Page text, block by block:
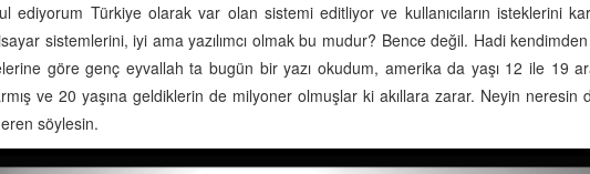
ediyorum Türkiye olarak var olan sistemi editliyor ve kullanıcıların isteklerini
sistemlerini, iyi ama yazılımcı olmak bu mudur? Bence değil. Hadi
göre genç eyvallah ta bugün bir yazı okudum, amerika da yaşı 12 ile 19
ve 20 yaşına geldiklerin de milyoner olmuşlar ki akıllara zarar. Neyin neresin
eren söylesin.